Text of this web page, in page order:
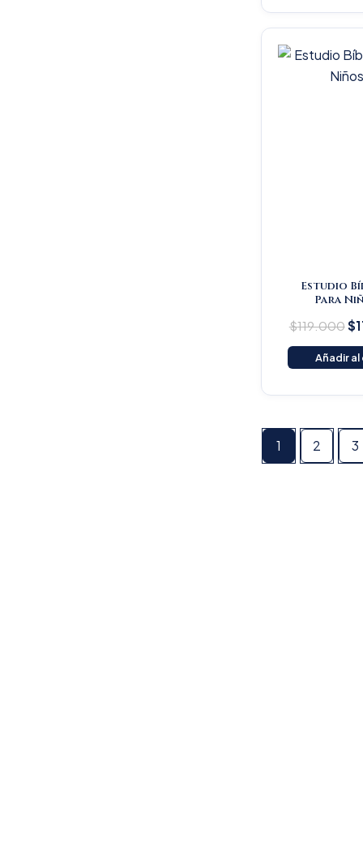
Estudio
Para
$119.000$
Añadir
1 2 3